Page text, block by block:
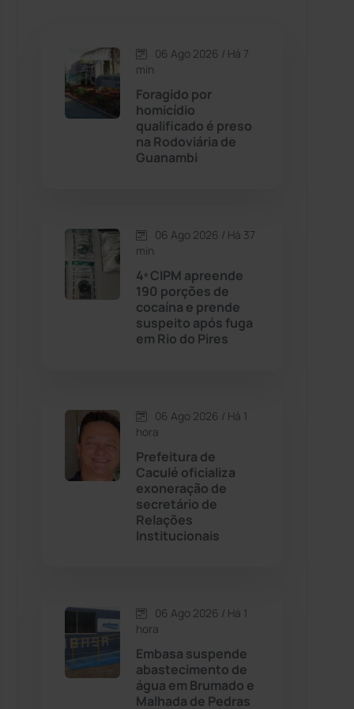
Caetité (1504)
Candiba
Cândido Sales (120)
Caturama
Chapada Diamantina
Cordeiros
Dom Basílio
Érico Cardoso
Esportes (522)
06 Ago 2026 / Há 7
min
Foragido por
homicídio
qualificado é preso
na Rodoviária de
Guanambi
06 Ago 2026 / Há 37
min
4ª CIPM apreende
190 porções de
cocaína e prende
suspeito após fuga
em Rio do Pires
06 Ago 2026 / Há 1
hora
Prefeitura de
Caculé oficializa
exoneração de
secretário de
Relações
Institucionais
06 Ago 2026 / Há 1
hora
Embasa suspende
abastecimento de
água em Brumado e
Malhada de Pedras